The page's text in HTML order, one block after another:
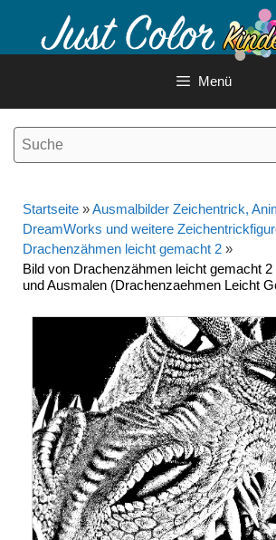
Inhalt
Menü
Startseite »Ausmalbilder Zeichentrick,
DreamWorks und weitere
Drachenzähmen leicht gemacht 2 »
Bild von Drachenzähmen leicht gemacht
und Ausmalen (Drachenzaehmen Leicht